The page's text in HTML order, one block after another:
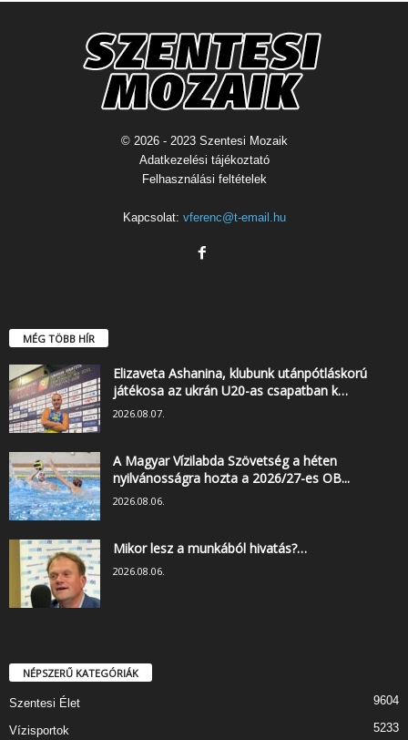
© 2026 - 2023 Szentesi Mozaik
Adatkezelési tájékoztató
Felhasználási feltételek
Kapcsolat: vferenc@t-email.hu
MÉG TÖBB HÍR
Elizaveta Ashanina, klubunk utánpótláskorú
játékosa az ukrán U20-as csapatban k…
2026.08.07.
A Magyar Vízilabda Szövetség a héten
nyilvánosságra hozta a 2026/27-es OB...
2026.08.06.
Mikor lesz a munkából hivatás?…
2026.08.06.
NÉPSZERŰ KATEGÓRIÁK
Szentesi Élet 9604
Vízisportok 5233